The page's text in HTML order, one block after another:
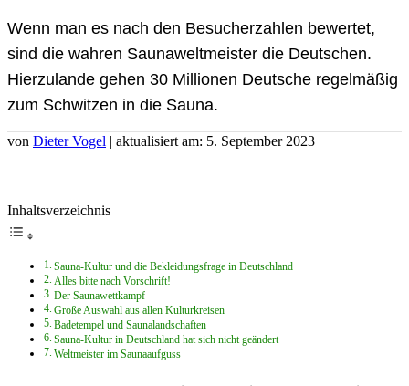
Wenn man es nach den Besucherzahlen bewertet,
sind die wahren Saunaweltmeister die Deutschen.
Hierzulande gehen 30 Millionen Deutsche regelmäßig
zum Schwitzen in die Sauna.
von Dieter Vogel | aktualisiert am: 5. September 2023
Inhaltsverzeichnis
Sauna-Kultur und die Bekleidungsfrage in Deutschland
Alles bitte nach Vorschrift!
Der Saunawettkampf
Große Auswahl aus allen Kulturkreisen
Badetempel und Saunalandschaften
Sauna-Kultur in Deutschland hat sich nicht geändert
Weltmeister im Saunaaufguss